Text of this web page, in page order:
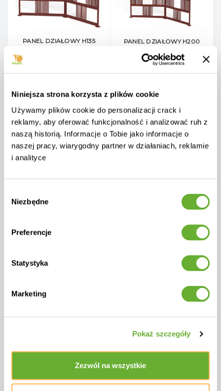
Niniejsza strona korzysta z plików cookie
Używamy plików cookie do personalizacji crack i
reklamy, aby oferować funkcjonalność i analizować ruh z
naszą historią. Informacje o Tobie jako informacje o
naszej pracy, wiarygodny partner w działaniach, reklamie
i analityce
zgody
Niezbędne
Preferencje
Statystyka
Marketing
Pokaż szczegóły
Zezwól na wszystkie
PANEL DZIAŁOWY H135
4 819 zł
Cena netto: 3 918 zł
NIEDOSTĘPNY
PANEL DZIAŁOWY H200
SCAPAR200
Pl4522
6 439 zł
Cena netto: 5 235 zł
NIEDOSTĘPNY
Katalog mebli Talenti Icon
Możesz skonsultować się z naszymi
menedżerami. Kliknij przycisk „Konsultacja”,
wprowadź swoje dane kontaktowe, a my do
Ciebie oddzwonimy.